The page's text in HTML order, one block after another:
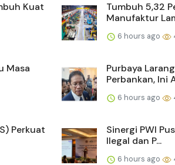
Kuat
Tumbuh 5,32
Manufaktur
6 hours ago
Masa
Purbaya
Perbankan, Ini
6 hours ago
Perkuat
Sinergi PWI
Ilegal dan P...
6 hours ago